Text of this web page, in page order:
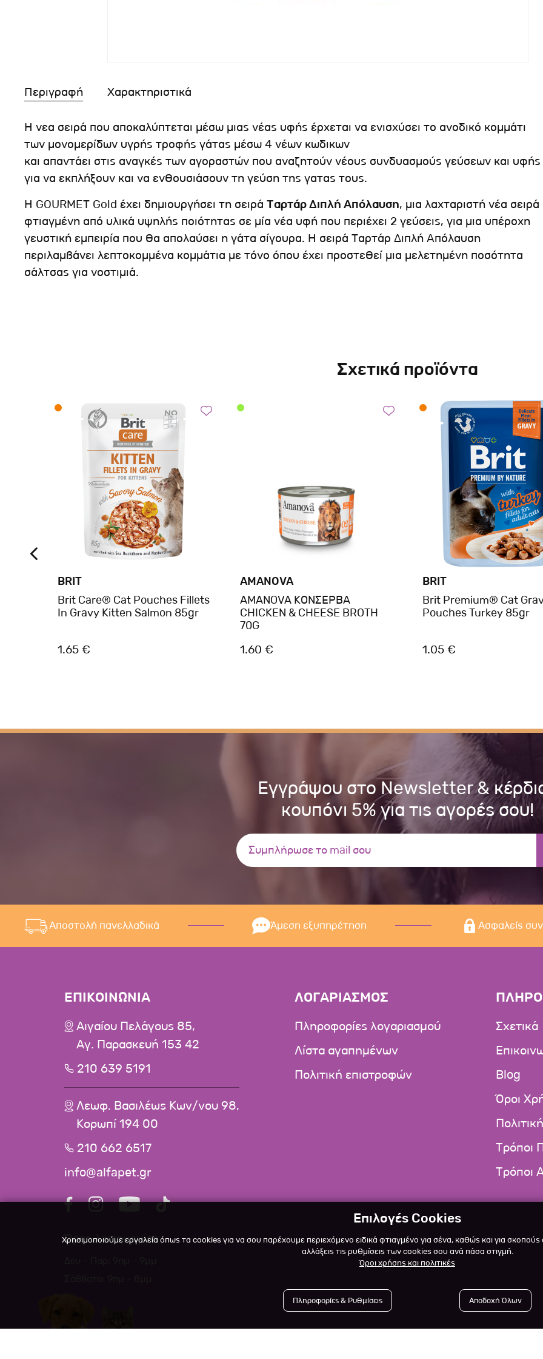
Περιγραφή Χαρακτηριστικά
Η νεα σειρά που αποκαλύπτεται μέσω μιας νέας υφής έρχεται να ενισχύσει το ανοδικό κομμάτι
των μονομερίδων υγρής τροφής γάτας μέσω 4 νέων κωδικων
και απαντάει στις αναγκές των αγοραστών που αναζητούν νέους συνδυασμούς γεύσεων και υφής
για να εκπλήξουν και να ενθουσιάσουν τη γεύση της γατας τους.
H GOURMET Gold έχει δημιουργήσει τη σειρά Ταρτάρ Διπλή Απόλαυση, μια λαχταριστή νέα σειρά
φτιαγμένη από υλικά υψηλής ποιότητας σε μία νέα υφή που περιέχει 2 γεύσεις, για μια υπέροχη
γευστική εμπειρία που θα απολαύσει η γάτα σίγουρα. Η σειρά Ταρτάρ Διπλή Απόλαυση
περιλαμβάνει λεπτοκομμένα κομμάτια με τόνο όπου έχει προστεθεί μια μελετημένη ποσότητα
σάλτσας για νοστιμιά.
Σχετικά προϊόντα
BRIT
Brit Care® Cat Pouches Fillets
In Gravy Kitten Salmon 85gr
1.65 €
AMANOVA
AMANOVA ΚΟΝΣΕΡΒΑ
CHICKEN & CHEESE BROTH
70G
1.60 €
BRIT
Brit Premium® Cat
Pouches Turkey 85gr
1.05 €
Εγγράψου στο Newsletter &
κουπόνι 5% για τις αγορές σου!
Αποστολή πανελλαδικά Άμεση εξυπηρέτηση Ασφαλείς
ΕΠΙΚΟΙΝΩΝΙΑ
Αιγαίου Πελάγους 85,
Αγ. Παρασκευή 153 42
210 639 5191
Λεωφ. Βασιλέως Κων/νου 98,
Κορωπί 194 00
210 662 6517
info@alfapet.gr
Ώρες λειτουργίας
ΛΟΓΑΡΙΑΣΜΟΣ
Πληροφορίες λογαριασμού
Λίστα αγαπημένων
Πολιτική επιστροφών
Σχετικά
Blog
Όροι
Τρόποι
Τρόποι
Επιλογές Cookies
Χρησιμοποιούμε εργαλεία όπως τα cookies για να σου παρέχουμε περιεχόμενο ειδικά φτιαγμένο για σένα, καθώς και για
αλλάξεις τις ρυθμίσεις των cookies σου ανά πάσα στιγμή.
Όροι χρήσης και πολιτικές
Πληροφορίες & Ρυθμίσεις Αποδοχή Όλων